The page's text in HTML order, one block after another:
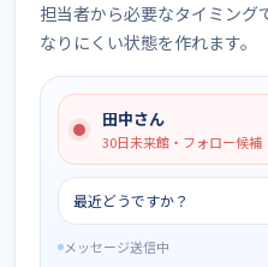
担当者から必要なタイミング
なりにくい状態を作れます。
田中さん
30日未来館・フォロー候補
最近どうですか？
メッセージ送信中